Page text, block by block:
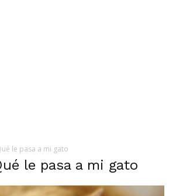
le pasa a mi gato
le pasa a mi gato